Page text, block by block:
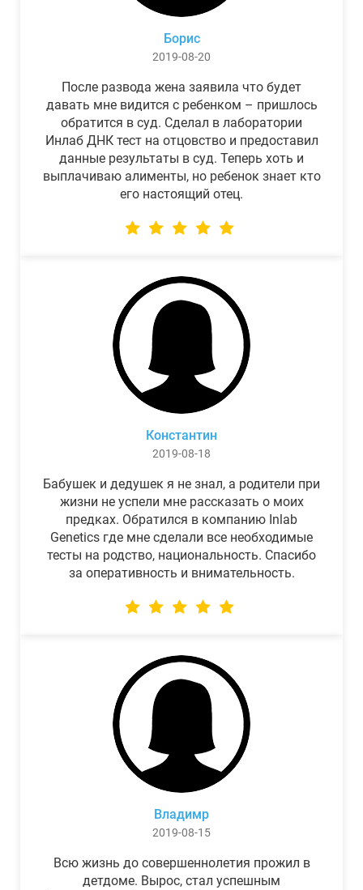
Борис
2019-08-20
После развода жена заявила что будет
давать мне видится с ребенком – пришлось
обратится в суд. Сделал в лаборатории
Инлаб ДНК тест на отцовство и предоставил
данные результаты в суд. Теперь хоть и
выплачиваю алименты, но ребенок знает кто
его настоящий отец.
Константин
2019-08-18
Бабушек и дедушек я не знал, а родители при
жизни не успели мне рассказать о моих
предках. Обратился в компанию Inlab
Genetics где мне сделали все необходимые
тесты на родство, национальность. Спасибо
за оперативность и внимательность.
Владимр
2019-08-15
Всю жизнь до совершеннолетия прожил в
детдоме. Вырос, стал успешным